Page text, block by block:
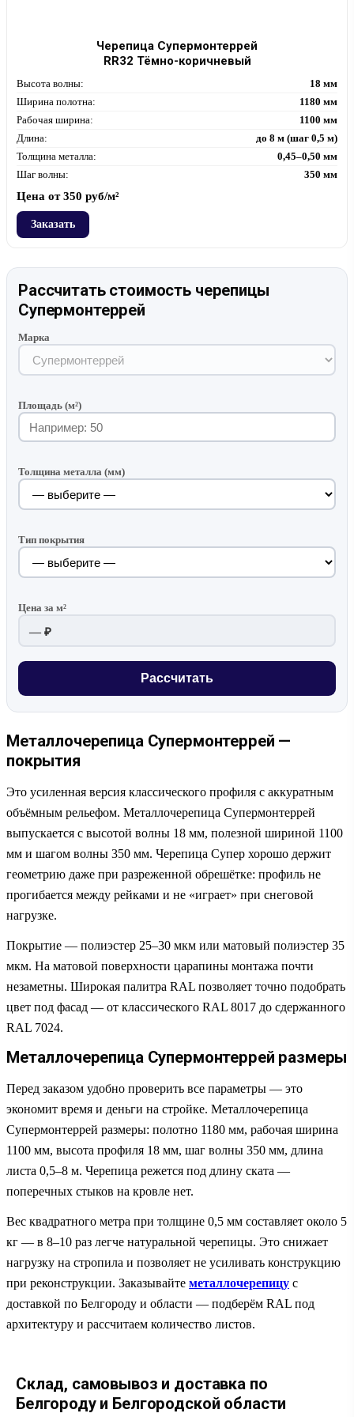
Черепица Супермонтеррей
RR32 Тёмно-коричневый
Высота волны:
18 мм
Ширина полотна:
1180 мм
Рабочая ширина:
1100 мм
Длина:
до 8 м (шаг 0,5 м)
Толщина металла:
0,45–0,50 мм
Шаг волны:
350 мм
Цена от350 руб/м²
Заказать
Рассчитать стоимость черепицы
Супермонтеррей
Марка
Площадь (м²)
Толщина металла (мм)
Тип покрытия
Цена за м²
— ₽
Рассчитать
Металлочерепица Супермонтеррей —
покрытия
Это усиленная версия классического профиля с аккуратным
объёмным рельефом. Металлочерепица Супермонтеррей
выпускается с высотой волны 18 мм, полезной шириной 1100
мм и шагом волны 350 мм. Черепица Супер хорошо держит
геометрию даже при разреженной обрешётке: профиль не
прогибается между рейками и не «играет» при снеговой
нагрузке.
Покрытие — полиэстер 25–30 мкм или матовый полиэстер 35
мкм. На матовой поверхности царапины монтажа почти
незаметны. Широкая палитра RAL позволяет точно подобрать
цвет под фасад — от классического RAL 8017 до сдержанного
RAL 7024.
Металлочерепица Супермонтеррей размеры
Перед заказом удобно проверить все параметры — это
экономит время и деньги на стройке. Металлочерепица
Супермонтеррей размеры: полотно 1180 мм, рабочая ширина
1100 мм, высота профиля 18 мм, шаг волны 350 мм, длина
листа 0,5–8 м. Черепица режется под длину ската —
поперечных стыков на кровле нет.
Вес квадратного метра при толщине 0,5 мм составляет около 5
кг — в 8–10 раз легче натуральной черепицы. Это снижает
нагрузку на стропила и позволяет не усиливать конструкцию
при реконструкции. Заказывайте металлочерепицу с
доставкой по Белгороду и области — подберём RAL под
архитектуру и рассчитаем количество листов.
Склад, самовывоз и доставка по
Белгороду и Белгородской области